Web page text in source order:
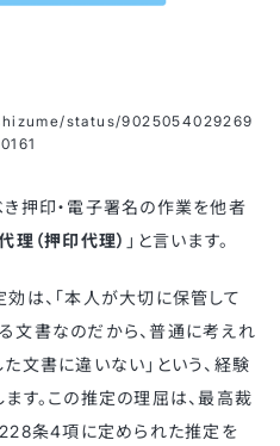
status/9025054029269
押印・電子署名の作業を他者
理（押印代理） 」と言います。
は、「本人が大切に保管して
文書なのだから、普通に考えれ
文書に違いない」という、経験
す。この推定の理屈は、最高裁
条4項に定められた推定を